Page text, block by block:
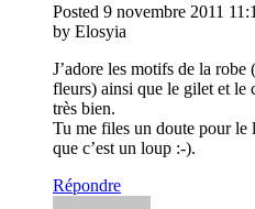
Posted 9 novembre 2011
by Elosyia
J’adore les motifs de la robe
fleurs) ainsi que le gilet et le
très bien.
Tu me files un doute pour
que c’est un loup :-).
Répondre